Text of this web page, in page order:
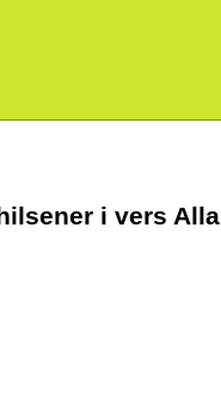
i vers Alla